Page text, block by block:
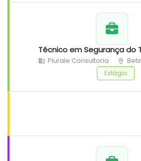
Técnico em Segurança do
Plurale Consultoria
Estágio